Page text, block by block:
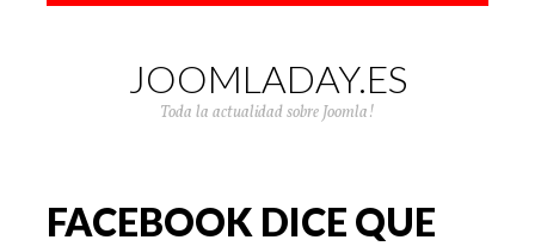
JOOMLADAY.ES
Toda la actualidad sobre Joomla!
FACEBOOK DICE QUE